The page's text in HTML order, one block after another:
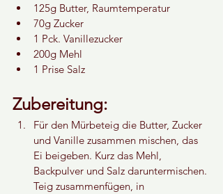
125g Butter, Raumtemperatur
70g Zucker
1 Pck. Vanillezucker
200g Mehl
1 Prise Salz
Zubereitung:
Für den Mürbeteig die Butter, Zucker
und Vanille zusammen mischen, das
Ei beigeben. Kurz das Mehl,
Backpulver und Salz daruntermischen.
Teig zusammenfügen, in